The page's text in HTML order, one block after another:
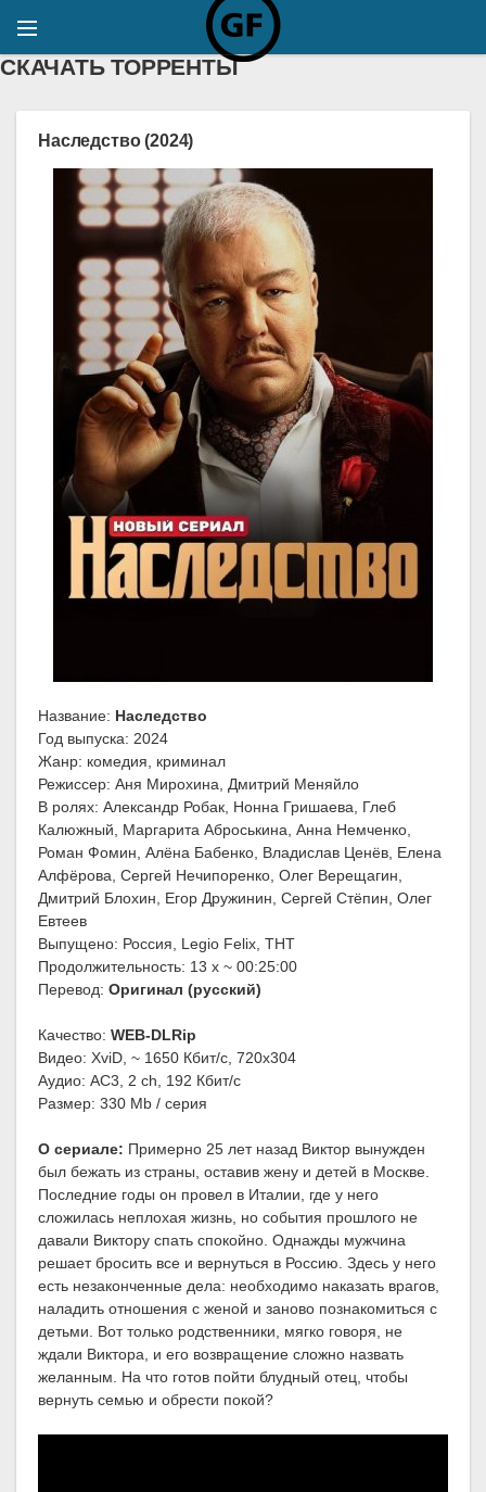
СКАЧАТЬ ТОРРЕНТЫ
Наследство (2024)
Название: Наследство
Год выпуска: 2024
Жанр: комедия, криминал
Режиссер: Аня Мирохина, Дмитрий Меняйло
В ролях: Александр Робак, Нонна Гришаева, Глеб
Калюжный, Маргарита Аброськина, Анна Немченко,
Роман Фомин, Алёна Бабенко, Владислав Ценёв, Елена
Алфёрова, Сергей Нечипоренко, Олег Верещагин,
Дмитрий Блохин, Егор Дружинин, Сергей Стёпин, Олег
Евтеев
Выпущено: Россия, Legio Felix, ТНТ
Продолжительность: 13 x ~ 00:25:00
Перевод: Оригинал (русский)
Качество: WEB-DLRip
Видео: XviD, ~ 1650 Кбит/с, 720x304
Аудио: AC3, 2 ch, 192 Кбит/с
Размер: 330 Mb / серия
О сериале: Примерно 25 лет назад Виктор вынужден
был бежать из страны, оставив жену и детей в Москве.
Последние годы он провел в Италии, где у него
сложилась неплохая жизнь, но события прошлого не
давали Виктору спать спокойно. Однажды мужчина
решает бросить все и вернуться в Россию. Здесь у него
есть незаконченные дела: необходимо наказать врагов,
наладить отношения с женой и заново познакомиться с
детьми. Вот только родственники, мягко говоря, не
ждали Виктора, и его возвращение сложно назвать
желанным. На что готов пойти блудный отец, чтобы
вернуть семью и обрести покой?